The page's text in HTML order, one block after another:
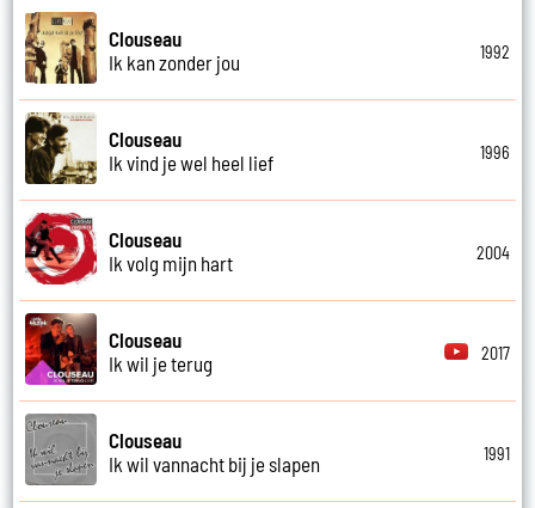
Clouseau
Ik kan zonder jou
1992
Clouseau
Ik vind je wel heel lief
1996
Clouseau
Ik volg mijn hart
2004
Clouseau
Ik wil je terug
2017
Clouseau
Ik wil vannacht bij je slapen
1991